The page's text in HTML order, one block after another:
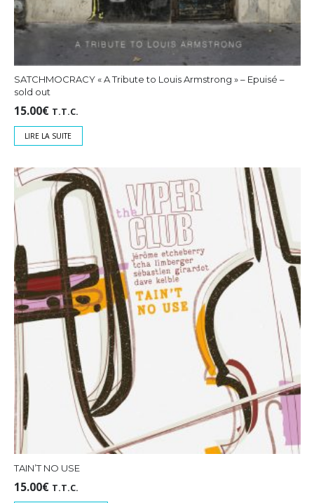
SATCHMOCRACY « A Tribute to Louis Armstrong » – Epuisé –
sold out
15.00€ T.T.C.
LIRE LA SUITE
TAIN’T NO USE
15.00€ T.T.C.